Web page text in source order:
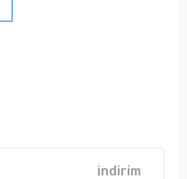
indirim